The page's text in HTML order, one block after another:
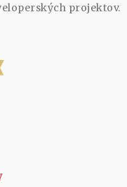
projektov.